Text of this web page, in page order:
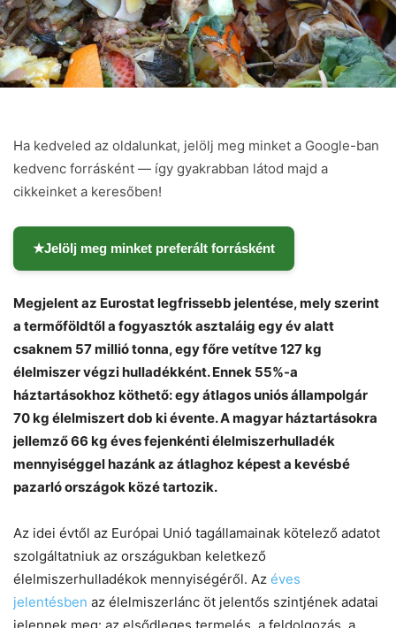
Ha kedveled az oldalunkat, jelölj meg minket a Google-ban
kedvenc forrásként — így gyakrabban látod majd a
cikkeinket a keresőben!
★Jelölj meg minket preferált forrásként
Megjelent az Eurostat legfrissebb jelentése, mely szerint
a termőföldtől a fogyasztók asztaláig egy év alatt
csaknem 57 millió tonna, egy főre vetítve 127 kg
élelmiszer végzi hulladékként. Ennek 55%-a
háztartásokhoz köthető: egy átlagos uniós állampolgár
70 kg élelmiszert dob ki évente. A magyar háztartásokra
jellemző 66 kg éves fejenkénti élelmiszerhulladék
mennyiséggel hazánk az átlaghoz képest a kevésbé
pazarló országok közé tartozik.
Az idei évtől az Európai Unió tagállamainak kötelező adatot
szolgáltatniuk az országukban keletkező
élelmiszerhulladékok mennyiségéről. Az éves
jelentésben az élelmiszerlánc öt jelentős szintjének adatai
Helló! Miben segíthetek ma?